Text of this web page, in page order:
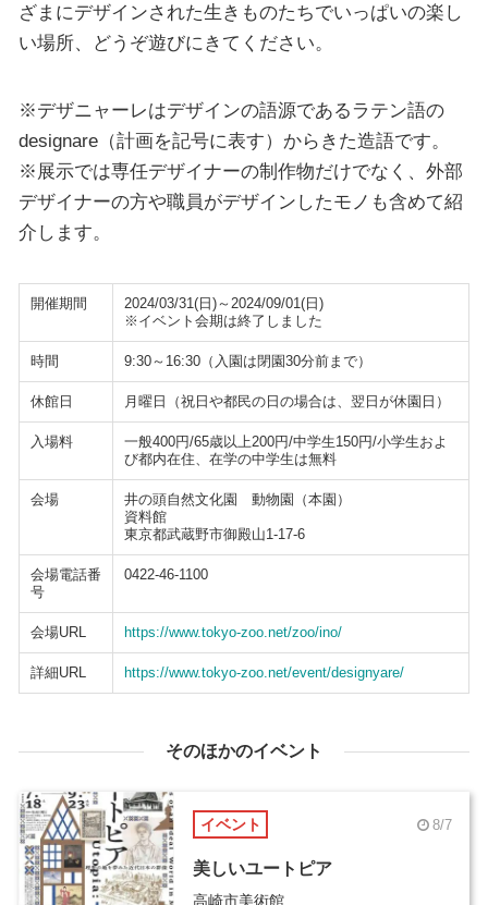
ざまにデザインされた生きものたちでいっぱいの楽し
い場所、どうぞ遊びにきてください。
※デザニャーレはデザインの語源であるラテン語の
designare（計画を記号に表す）からきた造語です。
※展示では専任デザイナーの制作物だけでなく、外部
デザイナーの方や職員がデザインしたモノも含めて紹
介します。
開催期間
2024/03/31(日)～2024/09/01(日)
※イベント会期は終了しました
時間 9:30～16:30（入園は閉園30分前まで）
休館日 月曜日（祝日や都民の日の場合は、翌日が休園日）
入場料
一般400円/65歳以上200円/中学生150円/小学生およ
び都内在住、在学の中学生は無料
会場
井の頭自然文化園 動物園（本園）
資料館
東京都武蔵野市御殿山1-17-6
会場電話番
号
0422-46-1100
会場URL https://www.tokyo-zoo.net/zoo/ino/
詳細URL https://www.tokyo-zoo.net/event/designyare/
そのほかのイベント
イベント 8/7
美しいユートピア
高崎市美術館